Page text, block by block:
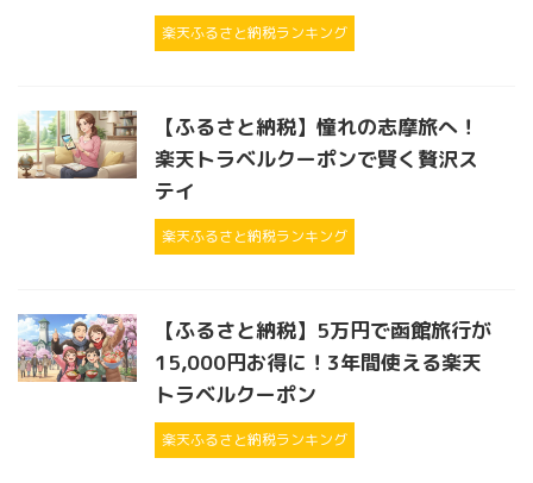
楽天ふるさと納税ランキング
【ふるさと納税】憧れの志摩旅へ！
楽天トラベルクーポンで賢く贅沢ス
テイ
楽天ふるさと納税ランキング
【ふるさと納税】5万円で函館旅行が
15,000円お得に！3年間使える楽天
トラベルクーポン
楽天ふるさと納税ランキング